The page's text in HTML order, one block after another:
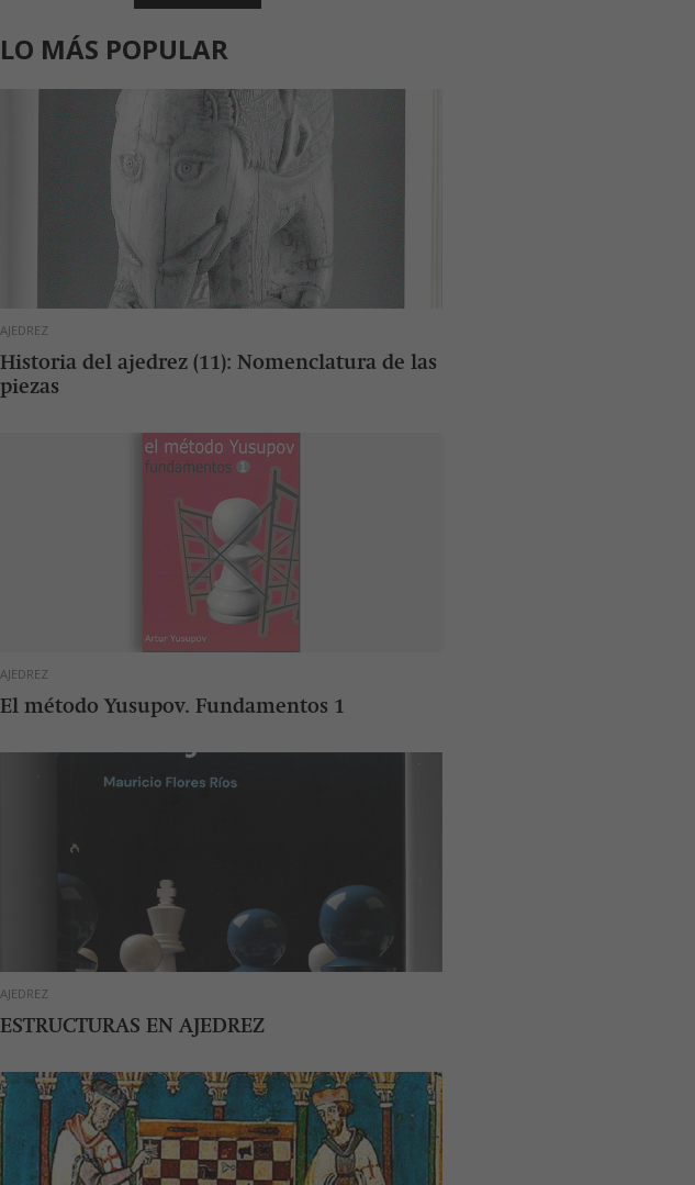
LO MÁS POPULAR
AJEDREZ
Historia del ajedrez (11): Nomenclatura de las
piezas
AJEDREZ
El método Yusupov. Fundamentos 1
AJEDREZ
ESTRUCTURAS EN AJEDREZ